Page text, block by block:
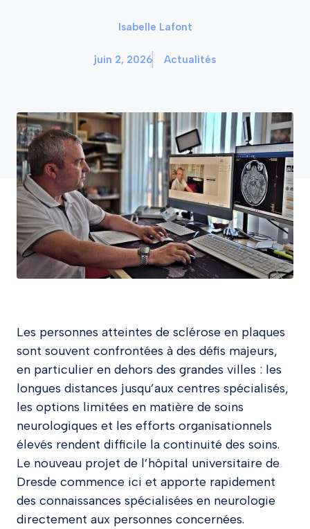
Isabelle Lafont
juin 2, 2026 Actualités
Les personnes atteintes de sclérose en plaques
sont souvent confrontées à des défis majeurs,
en particulier en dehors des grandes villes : les
longues distances jusqu’aux centres spécialisés,
les options limitées en matière de soins
neurologiques et les efforts organisationnels
élevés rendent difficile la continuité des soins.
Le nouveau projet de l’hôpital universitaire de
Dresde commence ici et apporte rapidement
des connaissances spécialisées en neurologie
directement aux personnes concernées.